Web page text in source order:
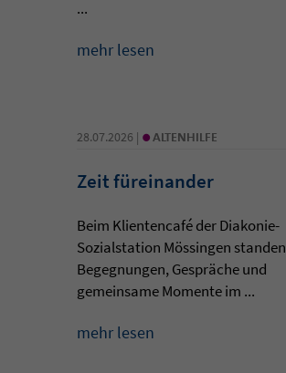
...
mehr lesen
28.07.2026 | • ALTENHILFE
Zeit füreinander
Beim Klientencafé der Diakonie-
Sozialstation Mössingen standen
Begegnungen, Gespräche und
gemeinsame Momente im ...
mehr lesen